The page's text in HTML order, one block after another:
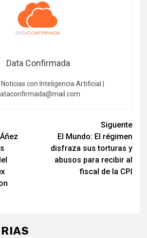
Data Confirmada
con Inteligencia Artificial |
Siguente
El Mundo: El régimen
disfraza sus torturas y
abusos para recibir al
fiscal de la CPI